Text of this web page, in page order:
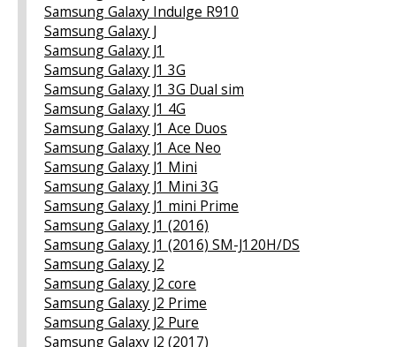
Samsung Galaxy Indulge R910
Samsung Galaxy J
Samsung Galaxy J1
Samsung Galaxy J1 3G
Samsung Galaxy J1 3G Dual sim
Samsung Galaxy J1 4G
Samsung Galaxy J1 Ace Duos
Samsung Galaxy J1 Ace Neo
Samsung Galaxy J1 Mini
Samsung Galaxy J1 Mini 3G
Samsung Galaxy J1 mini Prime
Samsung Galaxy J1 (2016)
Samsung Galaxy J1 (2016) SM-J120H/DS
Samsung Galaxy J2
Samsung Galaxy J2 core
Samsung Galaxy J2 Prime
Samsung Galaxy J2 Pure
Samsung Galaxy J2 (2017)